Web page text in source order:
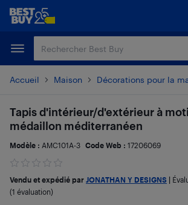
Passer
principal
Passer
Accueil Maison Décorations pour la
Tapis d'intérieur/d'extérieur à
médaillon méditerranéen
Modèle : AMC101A-3 Code Web : 17206069
Vendu et expédié par JONATHAN Y DESIGNS
(1 évaluation)